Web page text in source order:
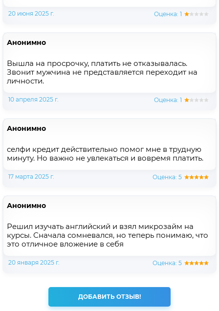
20 июня 2025 г. Оценка: 1
Анонимно
Вышла на просрочку, платить не отказывалась.
Звонит мужчина не представляется переходит на
личности.
10 апреля 2025 г. Оценка: 1
Анонимно
селфи кредит действительно помог мне в трудную
минуту. Но важно не увлекаться и вовремя платить.
17 марта 2025 г. Оценка: 5
Анонимно
Решил изучать английский и взял микрозайм на
курсы. Сначала сомневался, но теперь понимаю, что
это отличное вложение в себя
20 января 2025 г. Оценка: 5
ДОБАВИТЬ ОТЗЫВ!